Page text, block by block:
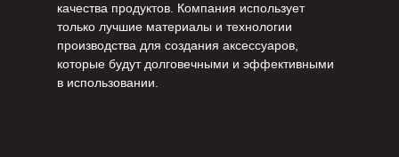
качества продуктов. Компания использует
только лучшие материалы и технологии
производства для создания аксессуаров,
которые будут долговечными и эффективными
в использовании.